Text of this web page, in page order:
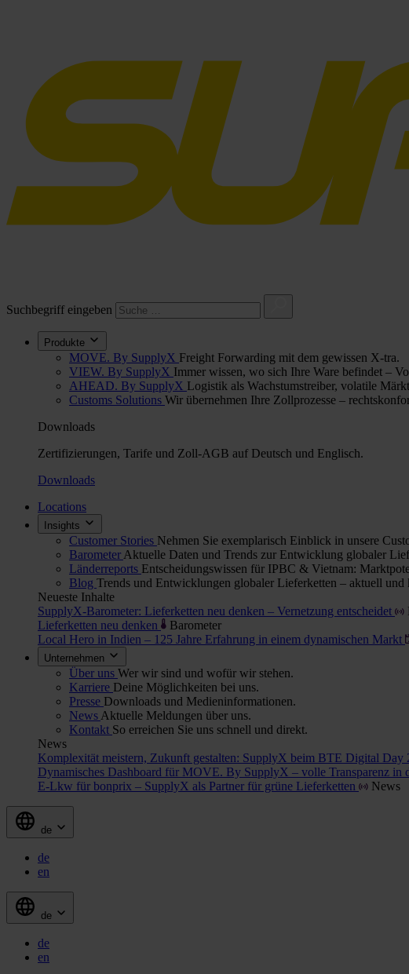
Suchbegriff eingeben
Produkte
MOVE. By SupplyX Freight Forwarding mit dem gewissen X-tra.
VIEW. By SupplyX Immer wissen, wo sich Ihre Ware befindet –
AHEAD. By SupplyX Logistik als Wachstumstreiber, volatile
Customs Solutions Wir übernehmen Ihre Zollprozesse –
Downloads
Zertifizierungen, Tarife und Zoll-AGB auf Deutsch und Englisch.
Downloads
Locations
Insights
Customer Stories Nehmen Sie exemplarisch Einblick in unsere
Barometer Aktuelle Daten und Trends zur Entwicklung globaler
Länderreports Entscheidungswissen für IPBC & Vietnam:
Blog Trends und Entwicklungen globaler Lieferketten – aktuell und
Neueste Inhalte
SupplyX-Barometer: Lieferketten neu denken – Vernetzung entscheidet
Lieferketten neu denken
Barometer
Local Hero in Indien – 125 Jahre Erfahrung in einem dynamischen Markt
Unternehmen
Über uns Wer wir sind und wofür wir stehen.
Karriere Deine Möglichkeiten bei uns.
Presse Downloads und Medieninformationen.
News Aktuelle Meldungen über uns.
Kontakt So erreichen Sie uns schnell und direkt.
News
Komplexität meistern, Zukunft gestalten: SupplyX beim BTE Digital Day
Dynamisches Dashboard für MOVE. By SupplyX – volle Transparenz in
E-Lkw für bonprix – SupplyX als Partner für grüne Lieferketten
News
de
de
en
de
de
en